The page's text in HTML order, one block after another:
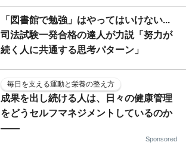
「図書館で勉強」はやってはいけない...
司法試験一発合格の達人が力説「努力が
続く人に共通する思考パターン」
毎日を支える運動と栄養の整え方
成果を出し続ける人は、日々の健康管理
をどうセルフマネジメントしているのか
——
Sponsored